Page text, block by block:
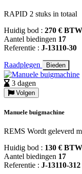
RAPID 2 stuks in totaal
Huidig bod : 270 €
Aantel biedingen 17
Referentie : J-13110-30
Raadplegen Bieden
3 dagen
Volgen
Manuele buigmachine
REMS Wordt geleverd
Huidig bod : 130 €
Aantel biedingen 17
Referentie : J-13110-312